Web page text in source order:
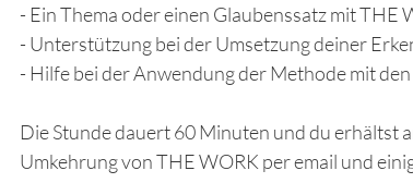
- Ein Thema oder einen Glaubenssatz mit
- Unterstützung bei der Umsetzung deiner
- Hilfe bei der Anwendung der Methode mit
Die Stunde dauert 60 Minuten und du erhältst
Umkehrung von THE WORK per email und